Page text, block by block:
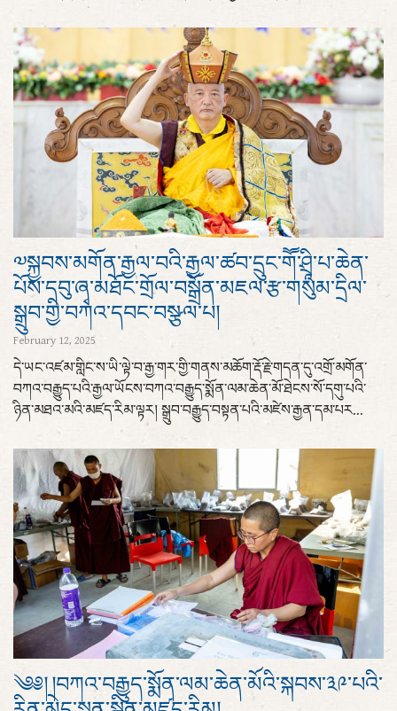
༧སྐྱབས་མགོན་རྒྱལ་བའི་རྒྱལ་ཚབ་དྲུང་གཽ་ཤྲཱི་པ་ཆེན་
པོས་དབུ་ཞྭ་མཐོང་གྲོལ་བསྒྲོན་མཇལ་རྩ་གསུམ་དྲིལ་
སྒྲུབ་གྱི་བཀའ་དབང་བསྩལ་པ།
February 12, 2025
དེ་ཡང་འཛམ་གླིང་ས་ཡི་ལྟེ་བ་རྒྱ་གར་གྱི་གནས་མཆོག་རྡོ་རྗེ་གདན་དུ་འགྲོ་མགོན་
བཀའ་བརྒྱུད་པའི་རྒྱལ་ཡོངས་བཀའ་བརྒྱུད་སྨོན་ལམ་ཆེན་མོ་ཐེངས་སོ་དགུ་པའི་
ཉིན་མཐའ་མའི་མཛད་རིམ་ལྟར། སྒྲུབ་བརྒྱུད་བསྟན་པའི་མཛེས་རྒྱན་དམ་པར...
༄༅། །བཀའ་བརྒྱུད་སྨོན་ལམ་ཆེན་མོའི་སྐབས་༣༩་པའི་